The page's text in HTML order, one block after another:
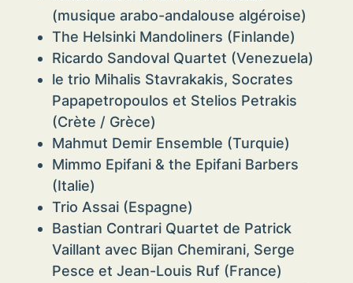
(musique arabo-andalouse algéroise)
The Helsinki Mandoliners (Finlande)
Ricardo Sandoval Quartet (Venezuela)
le trio Mihalis Stavrakakis, Socrates
Papapetropoulos et Stelios Petrakis
(Crète / Grèce)
Mahmut Demir Ensemble (Turquie)
Mimmo Epifani & the Epifani Barbers
(Italie)
Trio Assai (Espagne)
Bastian Contrari Quartet de Patrick
Vaillant avec Bijan Chemirani, Serge
Pesce et Jean-Louis Ruf (France)